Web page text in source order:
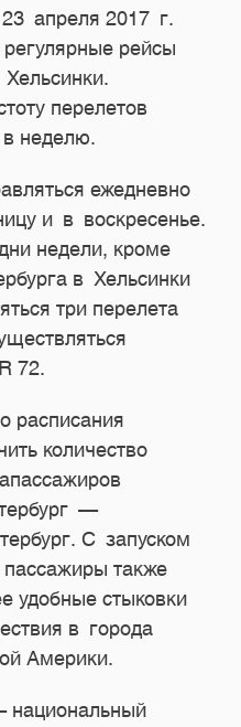
апреля 2017 г.
рейсы
перелетов
неделю.
ежедневно
и в воскресенье.
недели, кроме
в Хельсинки
три перелета
72.
расписания
количество
—
С запуском
также
удобные стыковки
в города
Америки.
национальный